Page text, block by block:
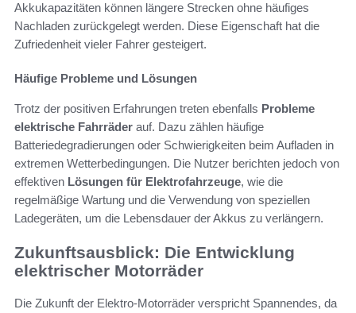
Akkukapazitäten können längere Strecken ohne häufiges
Nachladen zurückgelegt werden. Diese Eigenschaft hat die
Zufriedenheit vieler Fahrer gesteigert.
Häufige Probleme und Lösungen
Trotz der positiven Erfahrungen treten ebenfalls Probleme
elektrische Fahrräder auf. Dazu zählen häufige
Batteriedegradierungen oder Schwierigkeiten beim Aufladen in
extremen Wetterbedingungen. Die Nutzer berichten jedoch von
effektiven Lösungen für Elektrofahrzeuge, wie die
regelmäßige Wartung und die Verwendung von speziellen
Ladegeräten, um die Lebensdauer der Akkus zu verlängern.
Zukunftsausblick: Die Entwicklung
elektrischer Motorräder
Die Zukunft der Elektro-Motorräder verspricht Spannendes, da